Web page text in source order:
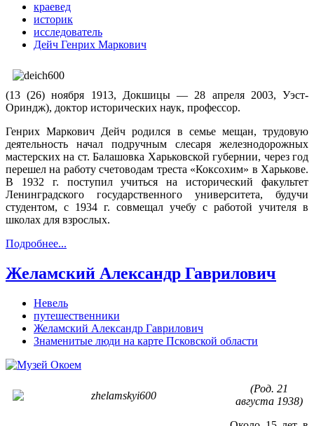
краевед
историк
исследователь
Дейч Генрих Маркович
(13 (26) ноября 1913, Докшицы — 28 апреля 2003, Уэст-
Ориндж), доктор исторических наук, профессор.
Генрих Маркович Дейч родился в семье мещан, трудовую
деятельность начал подручным слесаря железнодорожных
мастерских на ст. Балашовка Харьковской губернии, через год
перешел на работу счетоводам треста «Коксохим» в Харькове.
В 1932 г. поступил учиться на исторический факультет
Ленинградского государственного университета, будучи
студентом, с 1934 г. совмещал учебу с работой учителя в
школах для взрослых.
Подробнее...
Желамский Александр Гаврилович
Невель
путешественники
Желамский Александр Гаврилович
Знаменитые люди на карте Псковской области
(Род. 21
августа 1938)